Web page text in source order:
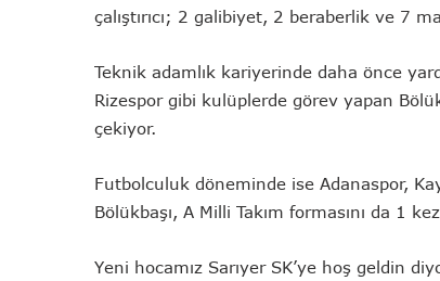
çalıştırıcı; 2 galibiyet, 2 beraberlik ve 7
Teknik adamlık kariyerinde daha önce
Rizespor gibi kulüplerde görev yapan
çekiyor.
Futbolculuk döneminde ise Adanaspor,
Bölükbaşı, A Milli Takım formasını da 1
Yeni hocamız Sarıyer SK’ye hoş geldin